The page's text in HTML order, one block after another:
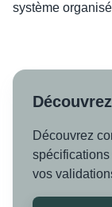
système
Découvrez
vos